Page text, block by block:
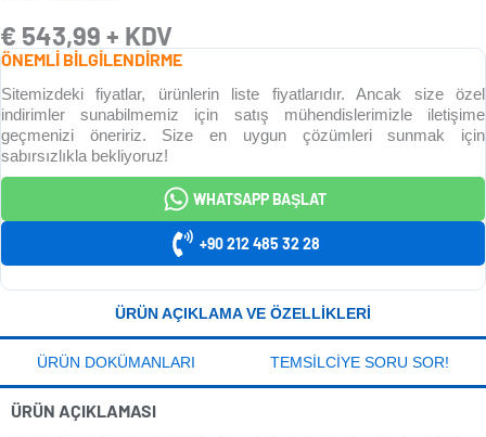
€ 543,99 + KDV
ÖNEMLİ BİLGİLENDİRME
Sitemizdeki fiyatlar, ürünlerin liste fiyatlarıdır. Ancak size özel
indirimler sunabilmemiz için satış mühendislerimizle iletişime
geçmenizi öneririz. Size en uygun çözümleri sunmak için
sabırsızlıkla bekliyoruz!
WHATSAPP BAŞLAT
+90 212 485 32 28
ÜRÜN AÇIKLAMA VE ÖZELLIKLERI
ÜRÜN DOKÜMANLARI TEMSILCIYE SORU SOR!
ÜRÜN AÇIKLAMASI